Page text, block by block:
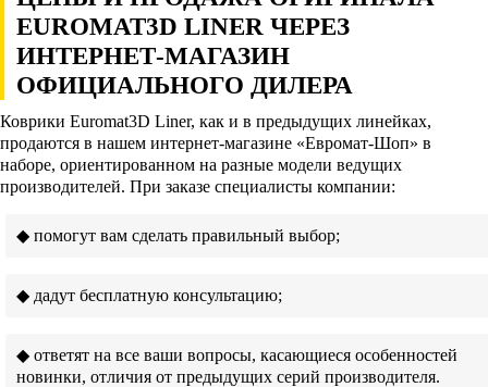
EUROMAT3D LINER ЧЕРЕЗ
ИНТЕРНЕТ-МАГАЗИН
ОФИЦИАЛЬНОГО ДИЛЕРА
Коврики Euromat3D Liner, как и в предыдущих линейках,
продаются в нашем интернет-магазине «Евромат-Шоп» в
наборе, ориентированном на разные модели ведущих
производителей. При заказе специалисты компании:
◆ помогут вам сделать правильный выбор;
◆ дадут бесплатную консультацию;
◆ ответят на все ваши вопросы, касающиеся особенностей
новинки, отличия от предыдущих серий производителя.